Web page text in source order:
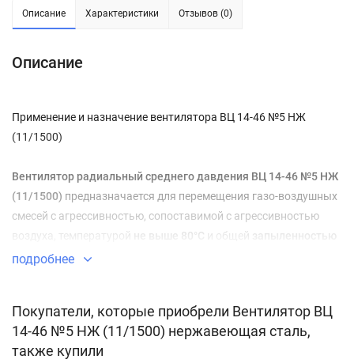
Описание Характеристики Отзывов (0)
Описание
Применение и назначение вентилятора ВЦ 14-46 №5 НЖ
(11/1500)
Вентилятор радиальный среднего давдения ВЦ 14-46 №5 НЖ
(11/1500) предназначается для перемещения газо-воздушных
смесей с агрессивностью, сопоставимой с агрессивностью
воздуха, температурой не выше 80°C и общей
запыленностью
менее 0,1 г/м3. Вентилятор может изготавливаться во
категорий IIА и IIВ.
Вентилятор ВЦ 14-46 №5 НЖ (11/1500)
подробнее
Покупатели, которые приобрели Вентилятор ВЦ
14-46 №5 НЖ (11/1500) нержавеющая сталь,
также купили